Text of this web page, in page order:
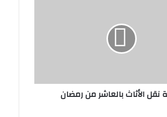
نقل الأثاث بالعاشر من رمضان